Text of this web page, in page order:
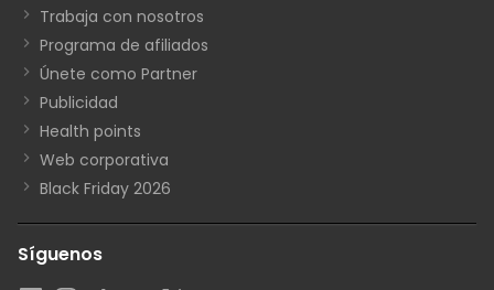
Trabaja con nosotros
Programa de afiliados
Únete como Partner
Publicidad
Health points
Web corporativa
Black Friday 2026
Síguenos